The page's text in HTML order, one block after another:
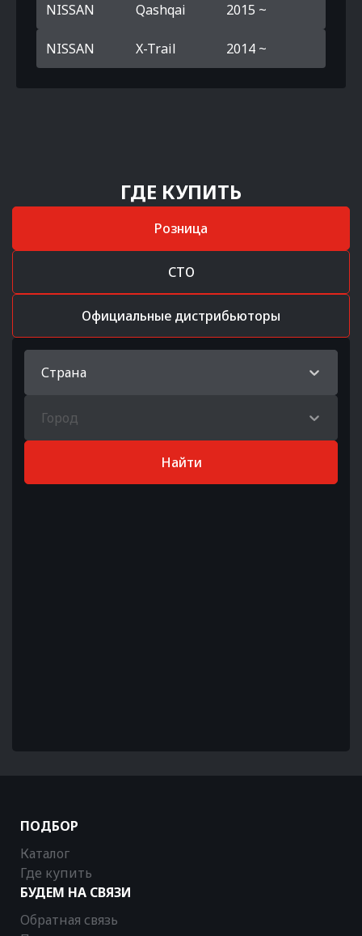
NISSAN Qashqai 2015 ~
NISSAN X-Trail 2014 ~
ГДЕ КУПИТЬ
Розница
СТО
Официальные дистрибьюторы
Страна
Город
Найти
ПОДБОР
Каталог
Где купить
БУДЕМ НА СВЯЗИ
Обратная связь